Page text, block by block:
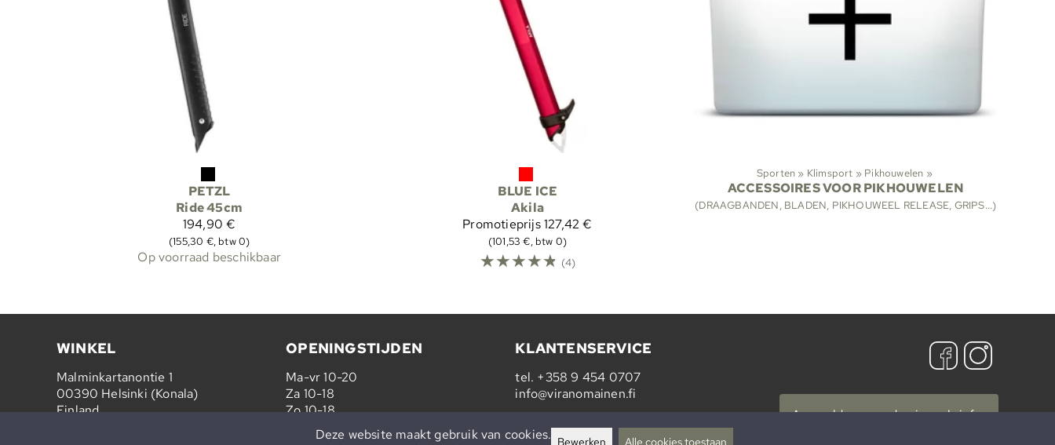
PETZL
Ride 45cm
194,90 €
(155,30 €, btw 0)
Op voorraad beschikbaar
BLUE ICE
Akila
Promotieprijs127,42 €
(101,53 €, btw 0)
☆☆☆☆☆ (4)
Sporten ‪» Klimsport ‪» Pikhouwelen ‪»
ACCESSOIRES VOOR PIKHOUWELEN
(DRAAGBANDEN, BLADEN, PIKHOUWEEL RELEASE, GRIPS...)
WINKEL
Malminkartanontie 1
00390 Helsinki (Konala)
Finland
OPENINGSTIJDEN
Ma-vr 10-20
Za 10-18
Zo 10-18
KLANTENSERVICE
tel. +358 9 454 0707
info@viranomainen.fi
Ma-vr 10-14
Aanmelden voor de nieuwsbrief »
Deze website maakt gebruik van cookies. Bewerken Alle cookies toestaan